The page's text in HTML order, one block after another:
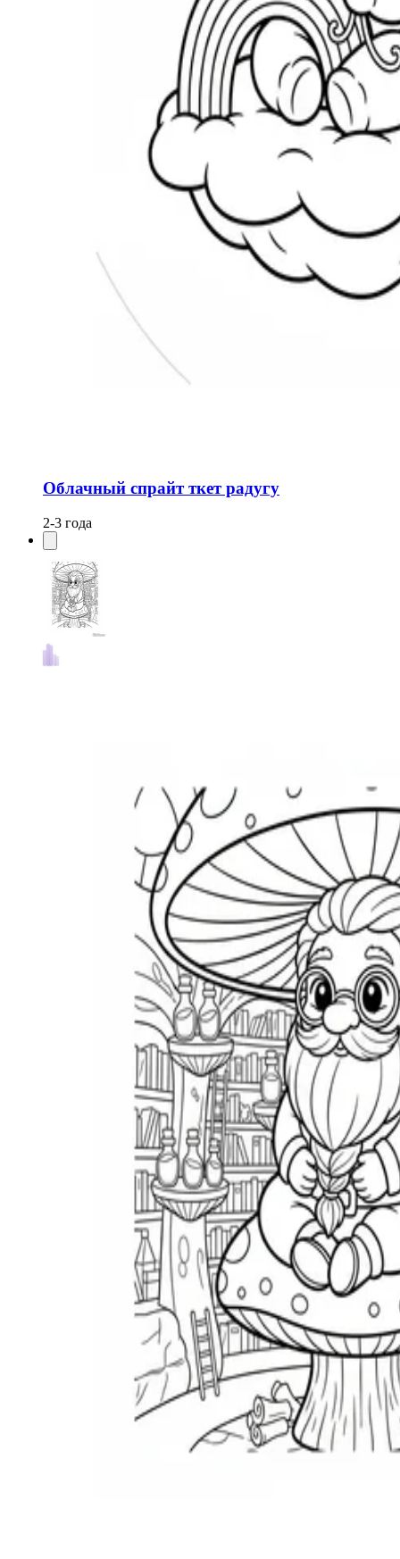
Облачный спрайт ткет радугу
2-3 года